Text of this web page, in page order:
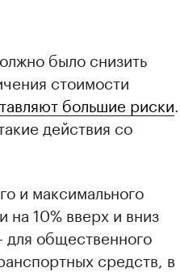
было снизить
стоимости
большие риски
действия со
и максимального
на 10% вверх и вниз
для общественного
средств, в